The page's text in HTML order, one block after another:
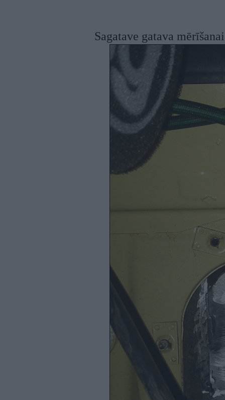
Sagatave gatava mērīšanai